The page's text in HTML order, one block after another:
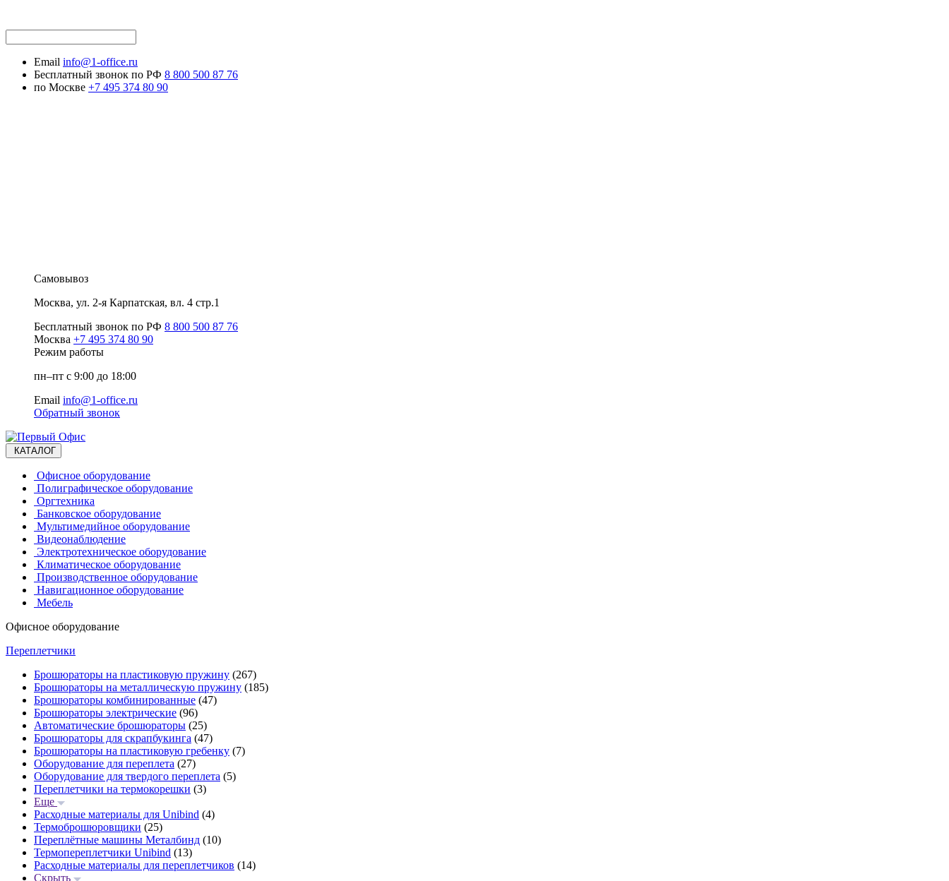
Email info@1-office.ru
Бесплатный звонок по РФ 8 800 500 87 76
по Москве +7 495 374 80 90
Самовывоз
Москва, ул. 2-я Карпатская, вл. 4 стр.1
Бесплатный звонок по РФ 8 800 500 87 76
Москва +7 495 374 80 90
Режим работы
пн–пт с 9:00 до 18:00
Email info@1-office.ru
Обратный звонок
КАТАЛОГ
Офисное оборудование
Полиграфическое оборудование
Оргтехника
Банковское оборудование
Мультимедийное оборудование
Видеонаблюдение
Электротехническое оборудование
Климатическое оборудование
Производственное оборудование
Навигационное оборудование
Мебель
Офисное оборудование
Переплетчики
Брошюраторы на пластиковую пружину (267)
Брошюраторы на металлическую пружину (185)
Брошюраторы комбинированные (47)
Брошюраторы электрические (96)
Автоматические брошюраторы (25)
Брошюраторы для скрапбукинга (47)
Брошюраторы на пластиковую гребенку (7)
Оборудование для переплета (27)
Оборудование для твердого переплета (5)
Переплетчики на термокорешки (3)
Еще
Расходные материалы для Unibind (4)
Термоброшюровщики (25)
Переплётные машины Металбинд (10)
Термопереплетчики Unibind (13)
Расходные материалы для переплетчиков (14)
Скрыть